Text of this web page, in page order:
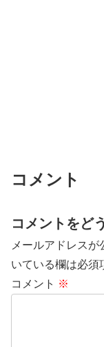
コメント
コメントをど
メールアドレスが
いている欄は必須
コメント ※